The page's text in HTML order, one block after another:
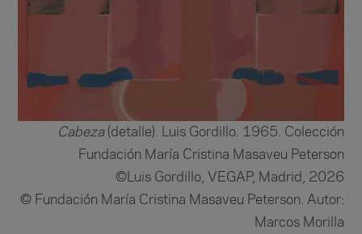
Cabeza(detalle). Luis Gordillo. 1965. Colección
Fundación María Cristina Masaveu Peterson
©Luis Gordillo, VEGAP, Madrid, 2026
© Fundación María Cristina Masaveu Peterson. Autor:
Marcos Morilla